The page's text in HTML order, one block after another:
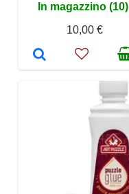
In magazzino (10)
10,00 €